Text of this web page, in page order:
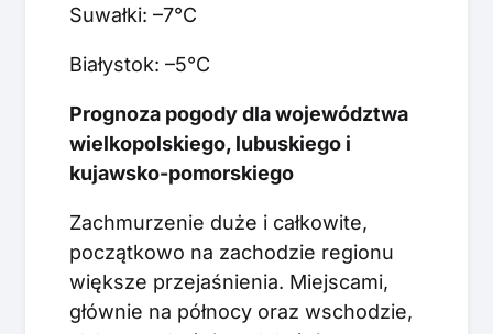
Suwałki: –7°C
Białystok: –5°C
Prognoza pogody dla województwa
wielkopolskiego, lubuskiego i
kujawsko-pomorskiego
Zachmurzenie duże i całkowite,
początkowo na zachodzie regionu
większe przejaśnienia. Miejscami,
głównie na północy oraz wschodzie,